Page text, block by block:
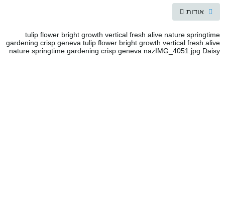
אודות
tulip flower bright growth vertical fresh alive nature springtime
gardening crisp geneva tulip flower bright growth vertical fresh alive
nature springtime gardening crisp geneva nazIMG_4051.jpg Daisy